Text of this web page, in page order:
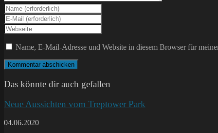
Gib
deinen
Namen
oder
Benutzernamen
zum
Kommentieren
ein
Gib
deine
E-
Mail-
Adresse
zum
Kommentieren
Gib
deine
Website-
ein
(optional)
Name, E-Mail-Adresse und Website in diesem Browser für
Das könnte dir auch gefallen
Neue Aussichten vom Treptower Park
04.06.2020